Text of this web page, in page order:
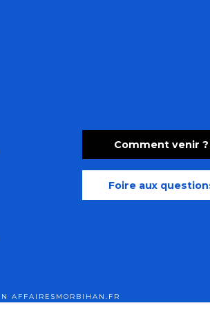
Comment venir ?
Foire aux
AFFAIRES MORBIHAN.FR